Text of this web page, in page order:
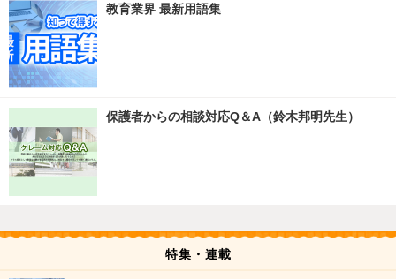
教育業界 最新用語集
保護者からの相談対応Q＆A（鈴木邦明先生）
特集・連載